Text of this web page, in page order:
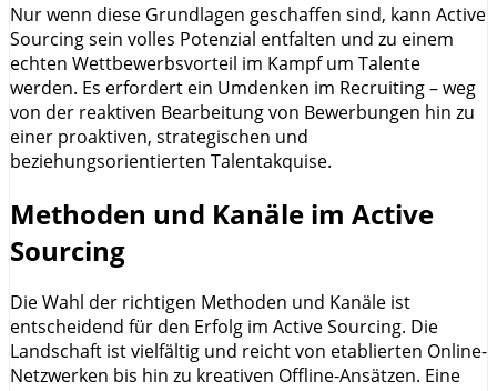
Nur wenn diese Grundlagen geschaffen sind, kann Active
Sourcing sein volles Potenzial entfalten und zu einem
echten Wettbewerbsvorteil im Kampf um Talente
werden. Es erfordert ein Umdenken im Recruiting – weg
von der reaktiven Bearbeitung von Bewerbungen hin zu
einer proaktiven, strategischen und
beziehungsorientierten Talentakquise.
Methoden und Kanäle im Active
Sourcing
Die Wahl der richtigen Methoden und Kanäle ist
entscheidend für den Erfolg im Active Sourcing. Die
Landschaft ist vielfältig und reicht von etablierten Online-
Netzwerken bis hin zu kreativen Offline-Ansätzen. Eine